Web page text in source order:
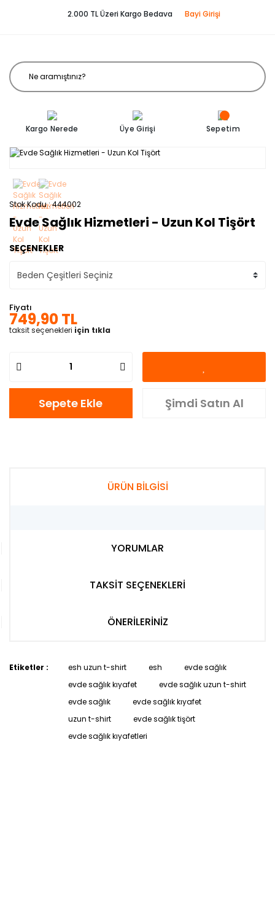
2.000 TL Üzeri Kargo Bedava Bayi Girişi
Kargo Nerede Üye Girişi Sepetim
Stok Kodu 444002
Evde Sağlık Hizmetleri - Uzun Kol Tişört
SEÇENEKLER
Fiyatı
749,90 TL
taksit seçenekleri için tıkla
Sepete Ekle Şimdi Satın Al
ÜRÜN BİLGİSİ
YORUMLAR
TAKSİT SEÇENEKLERİ
ÖNERİLERİNİZ
Etiketler : esh uzun t-shirt esh
evde sağlık
evde sağlık kıyafet
evde sağlık uzun t-shirt
evde sağlık
evde sağlık kıyafet
uzun t-shirt
evde sağlık tişört
evde sağlık kıyafetleri